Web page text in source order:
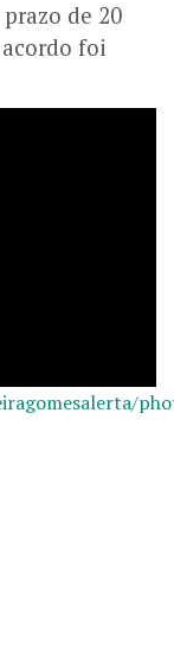
de 20
foi